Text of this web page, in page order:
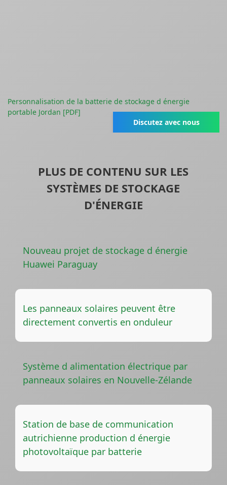
Personnalisation de la batterie de stockage d énergie
portable Jordan [PDF]
Discutez avec nous
PLUS DE CONTENU SUR LES
SYSTÈMES DE STOCKAGE
D'ÉNERGIE
Nouveau projet de stockage d énergie
Huawei Paraguay
Les panneaux solaires peuvent être
directement convertis en onduleur
Système d alimentation électrique par
panneaux solaires en Nouvelle-Zélande
Station de base de communication
autrichienne production d énergie
photovoltaïque par batterie